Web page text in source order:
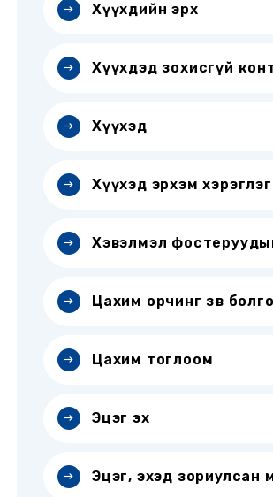
Хүүхдийн эрх
Хүүхдэд зохисгүй
Хүүхэд
Хүүхэд эрхэм
Хэвэлмэл
Цахим орчинг зөв
Цахим тоглоом
Эцэг эх
Эцэг, эхэд зориулсан